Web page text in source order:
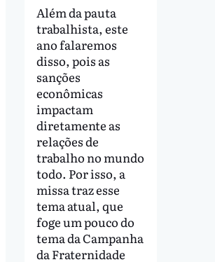
Além da pauta
trabalhista, este
ano falaremos
disso, pois as
sanções
econômicas
impactam
diretamente as
relações de
trabalho no mundo
todo. Por isso, a
missa traz esse
tema atual, que
foge um pouco do
tema da Campanha
da Fraternidade